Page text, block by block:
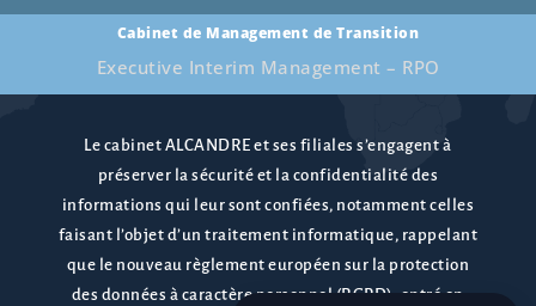
Cabinet de Management de Transition
Executive Interim Management – RPO
Le cabinet ALCANDRE et ses filiales s’engagent à
préserver la sécurité et la confidentialité des
informations qui leur sont confiées, notamment celles
faisant l’objet d’un traitement informatique, rappelant
que le nouveau règlement européen sur la protection
des données à caractère personnel (RGPD), entré en